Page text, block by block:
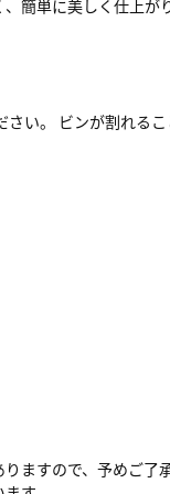
簡単に美しく仕上が
い。 ビンが割れるこ
ますので、予めご了